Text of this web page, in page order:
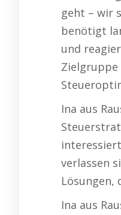
geht – wir
benötigt
und
Ina aus
verlassen
Lösungen,
Ina aus